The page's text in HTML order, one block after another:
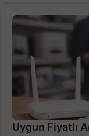
Uygun Fiyatlı